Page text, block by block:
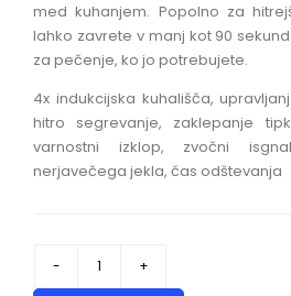
med kuhanjem. Popolno za
lahko zavrete v manj kot 90
za pečenje, ko jo potrebujete.
4x indukcijska kuhališča,
hitro segrevanje, zaklepanje
varnostni izklop, zvočni
nerjavečega jekla, čas odštevanja